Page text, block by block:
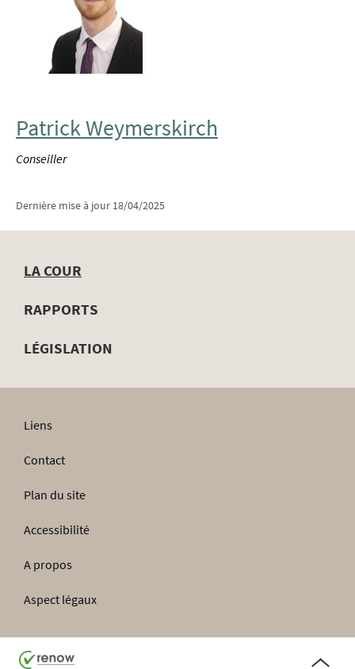
Patrick Weymerskirch
Conseiller
Dernière mise à jour 18/04/2025
Menu
de
LA COUR
RAPPORTS
LÉGISLATION
Liens
Contact
Plan du site
Accessibilité
A propos
Aspect légaux